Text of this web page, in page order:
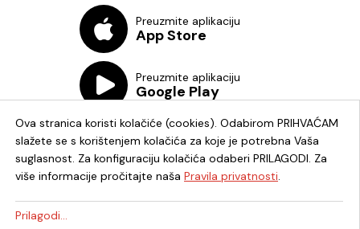
Preuzmite aplikaciju
App Store
Preuzmite aplikaciju
Google Play
Ova stranica koristi kolačiće (cookies). Odabirom PRIHVAĆAM
slažete se s korištenjem kolačića za koje je potrebna Vaša
suglasnost. Za konfiguraciju kolačića odaberi PRILAGODI. Za
više informacije pročitajte naša Pravila privatnosti.
Prilagodi...